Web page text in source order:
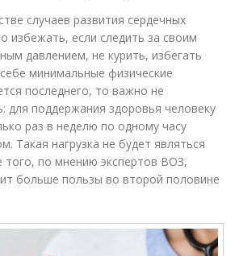
случаев развития сердечных
избежать, если следить за своим
давлением, не курить, избегать
минимальные физические
последнего, то важно не
для поддержания здоровья человеку
раз в неделю по одному часу
Такая нагрузка не будет являться
того, по мнению экспертов ВОЗ,
больше пользы во второй по­ловине